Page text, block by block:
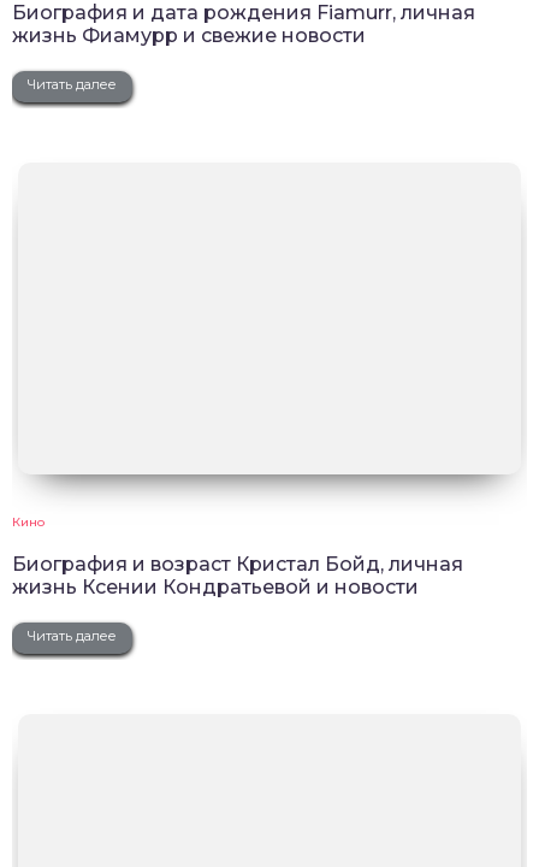
Биография и дата рождения Fiamurr, личная
жизнь Фиамурр и свежие новости
Читать далее
Кино
Биография и возраст Кристал Бойд, личная
жизнь Ксении Кондратьевой и новости
Читать далее